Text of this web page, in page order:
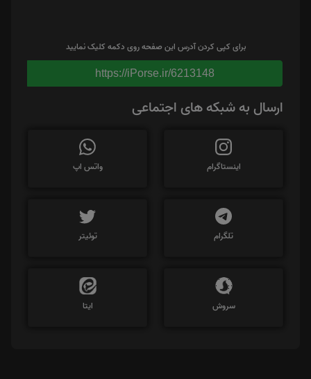
برای کپی کردن آدرس این صفحه روی دکمه کلیک نمایید
https://iPorse.ir/6213148
ارسال به شبکه های اجتماعی
اینستاگرام واتس اپ
تلگرام توئیتر
سروش ایتا